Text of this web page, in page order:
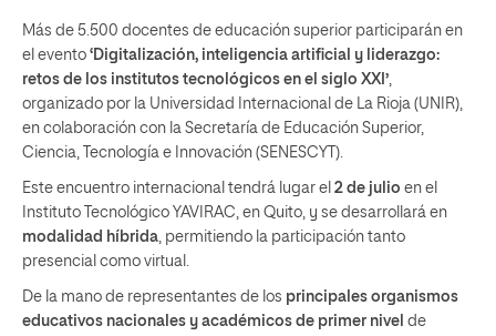
Más de 5.500 docentes de educación superior participarán en
el evento ‘Digitalización, inteligencia artificial y liderazgo:
retos de los institutos tecnológicos en el siglo XXI’
organizado por la Universidad Internacional de La Rioja (UNIR),
en colaboración con la Secretaría de Educación Superior,
Ciencia, Tecnología e Innovación (SENESCYT).
Este encuentro internacional tendrá lugar el 2 de julio en el
Instituto Tecnológico YAVIRAC, en Quito, y se desarrollará en
modalidad híbrida , permitiendo la participación tanto
presencial como virtual.
De la mano de representantes de los principales organismos
educativos nacionales y académicos de primer nivel de